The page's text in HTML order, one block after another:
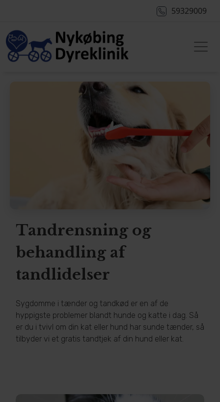
59329009
Tandrensning og
behandling af
tandlidelser
Sygdomme i tænder og tandkød er en af de
hyppigste problemer blandt hunde og katte i dag. Så
er du i tvivl om din kat eller hund har sunde tænder, så
tilbyder vi et gratis tandtjek af din hund eller kat.